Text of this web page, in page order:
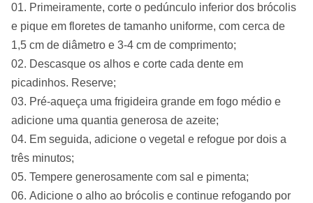
Primeiramente, corte o pedúnculo inferior dos brócolis
e pique em floretes de tamanho uniforme, com cerca de
1,5 cm de diâmetro e 3-4 cm de comprimento;
Descasque os alhos e corte cada dente em
picadinhos. Reserve;
Pré-aqueça uma frigideira grande em fogo médio e
adicione uma quantia generosa de azeite;
Em seguida, adicione o vegetal e refogue por dois a
três minutos;
Tempere generosamente com sal e pimenta;
Adicione o alho ao brócolis e continue refogando por